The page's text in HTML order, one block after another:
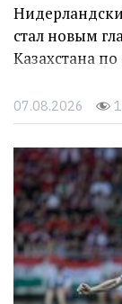
стал новым
Казахстана
07.08.2026